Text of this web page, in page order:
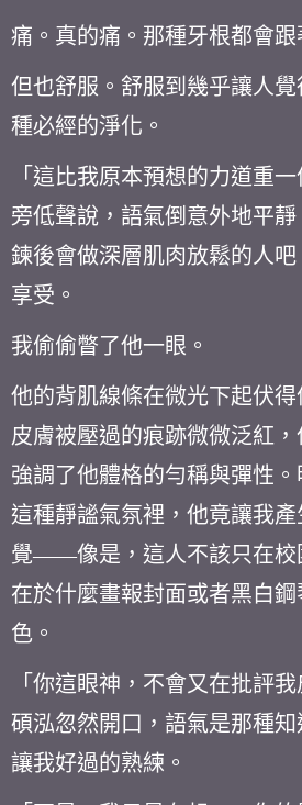
痛。真的痛。那種牙根都會跟
但也舒服。舒服到幾乎讓人
種必經的淨化。
「這比我原本預想的力道重
旁低聲說，語氣倒意外地平
鍊後會做深層肌肉放鬆的人
享受。
我偷偷瞥了他一眼。
他的背肌線條在微光下起伏得
皮膚被壓過的痕跡微微泛紅
強調了他體格的勻稱與彈性
這種靜謐氣氛裡，他竟讓我
覺——像是，這人不該只在校
在於什麼畫報封面或者黑白
色。
「你這眼神，不會又在批評
碩泓忽然開口，語氣是那種
讓我好過的熟練。